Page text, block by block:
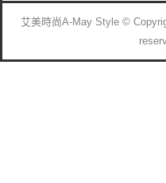
艾美時尚A-May Style ©